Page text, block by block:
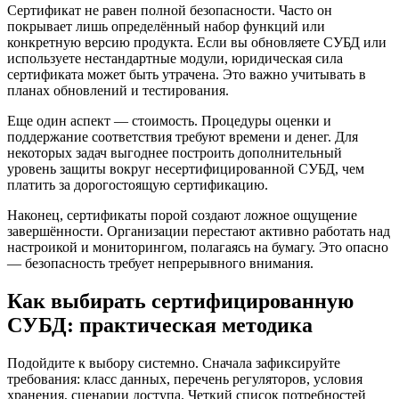
Сертификат не равен полной безопасности. Часто он
покрывает лишь определённый набор функций или
конкретную версию продукта. Если вы обновляете СУБД или
используете нестандартные модули, юридическая сила
сертификата может быть утрачена. Это важно учитывать в
планах обновлений и тестирования.
Еще один аспект — стоимость. Процедуры оценки и
поддержание соответствия требуют времени и денег. Для
некоторых задач выгоднее построить дополнительный
уровень защиты вокруг несертифицированной СУБД, чем
платить за дорогостоящую сертификацию.
Наконец, сертификаты порой создают ложное ощущение
завершённости. Организации перестают активно работать над
настроикой и мониторингом, полагаясь на бумагу. Это опасно
— безопасность требует непрерывного внимания.
Как выбирать сертифицированную
СУБД: практическая методика
Подойдите к выбору системно. Сначала зафиксируйте
требования: класс данных, перечень регуляторов, условия
хранения, сценарии доступа. Четкий список потребностей